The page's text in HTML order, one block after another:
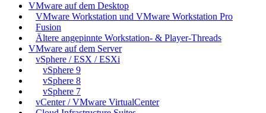
VMware auf dem Desktop
VMware Workstation und VMware Workstation Pro
Fusion
Ältere angepinnte Workstation- & Player-Threads
VMware auf dem Server
vSphere / ESX / ESXi
vSphere 9
vSphere 8
vSphere 7
vCenter / VMware VirtualCenter